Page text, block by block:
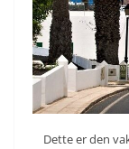
Dette er den